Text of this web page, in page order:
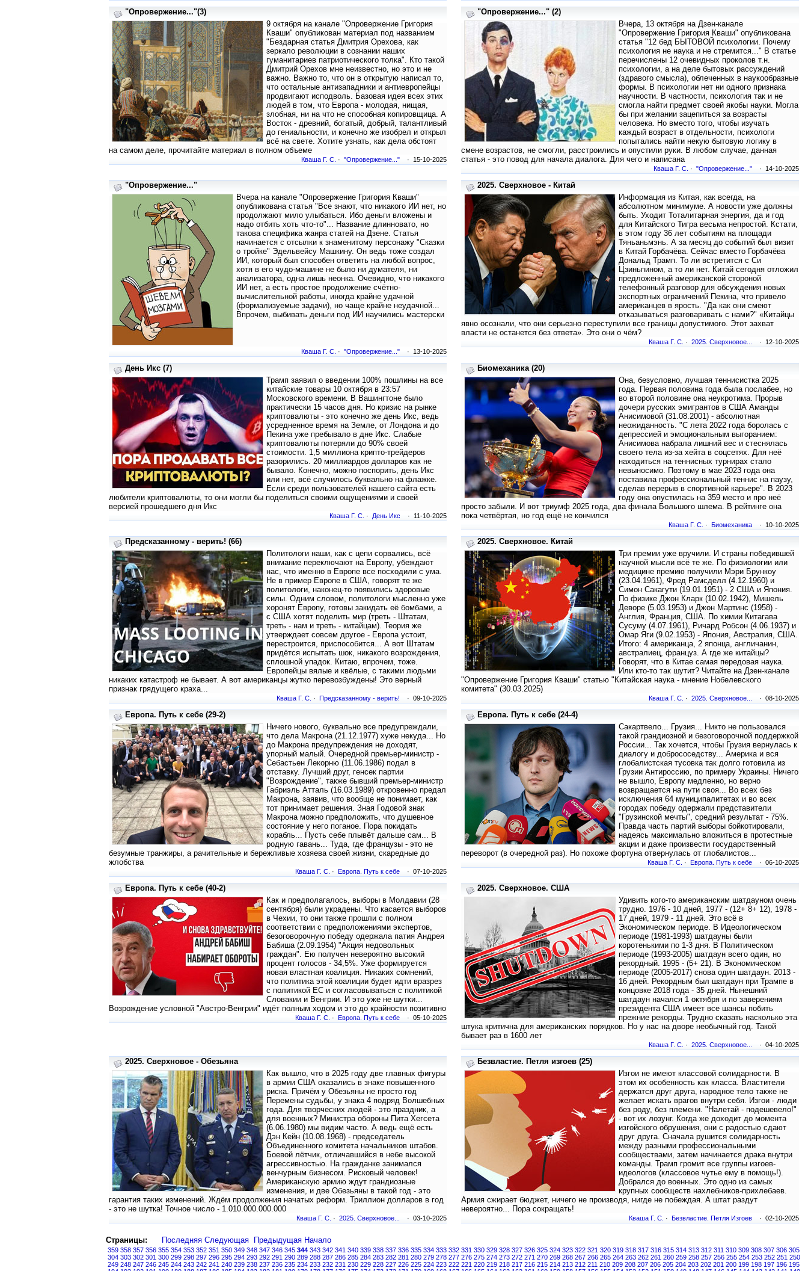
"Опровержение..."(3)
9 октября на канале "Опровержение Григория
Кваши" опубликован материал под названием
"Бездарная статья Дмитрия Орехова, как
зеркало революции в сознании наших
гуманитариев патриотического толка". Кто такой
Дмитрий Орехов мне неизвестно, но это и не
важно. Важно то, что он в открытую написал то,
что остальные антизападники и антиевропейцы
продвигают исподволь. Базовая идея всех этих
людей в том, что Европа - молодая, нищая,
злобная, ни на что не способная копировщица. А
Восток - древний, богатый, добрый, талантливый
до гениальности, и конечно же изобрел и открыл
всё на свете. Хотите узнать, как дела обстоят
на самом деле, прочитайте материал в полном объеме
Кваша Г. С. · "Опровержение..." · 15-10-2025
"Опровержение..." (2)
Вчера, 13 октября на Дзен-канале
"Опровержение Григория Кваши" опубликована
статья "12 бед БЫТОВОЙ психологии. Почему
психология не наука и не стремится..." В статье
перечислены 12 очевидных проколов т.н.
психологии, а на деле бытовых рассуждений
(здравого смысла), облеченных в наукообразные
формы. В психологии нет ни одного признака
научности. В частности, психология так и не
смогла найти предмет своей якобы науки. Могла
бы при желании зацепиться за возрасты
человека. Но вместо того, чтобы изучать
каждый возраст в отдельности, психологи
попытались найти некую бытовую логику в
смене возрастов, не смогли, расстроились и опустили руки. В любом случае, данная
статья - это повод для начала диалога. Для чего и написана
Кваша Г. С. · "Опровержение..." · 14-10-2025
"Опровержение..."
Вчера на канале "Опровержение Григория Кваши"
опубликована статья "Все знают, что никакого ИИ нет, но
продолжают мило улыбаться. Ибо деньги вложены и
надо отбить хоть что-то"... Название длинновато, но
такова специфика жанра статей на Дзене. Статья
начинается с отсылки к знаменитому персонажу "Сказки
о тройке" Эдельвейсу Машкину. Он ведь тоже создал
ИИ, который был способен ответить на любой вопрос,
хотя в его чудо-машине не было ни думателя, ни
анализатора, одна лишь неонка. Очевидно, что никакого
ИИ нет, а есть простое продолжение счётно-
вычислительной работы, иногда крайне удачной
(формализуемые задачи), но чаще крайне неудачной...
Впрочем, выбивать деньги под ИИ научились мастерски
Кваша Г. С. · "Опровержение..." · 13-10-2025
2025. Сверхновое - Китай
Информация из Китая, как всегда, на
абсолютном минимуме. А новости уже должны
быть. Уходит Тоталитарная энергия, да и год
для Китайского Тигра весьма непростой. Кстати,
в этом году 36 лет событиям на площади
Тяньаньмэнь. А за месяц до событий был визит
в Китай Горбачёва. Сейчас вместо Горбачёва
Дональд Трамп. То ли встретится с Си
Цзиньпином, а то ли нет. Китай сегодня отложил
предложенный американской стороной
телефонный разговор для обсуждения новых
экспортных ограничений Пекина, что привело
американцев в ярость. "Да как они смеют
отказываться разговаривать с нами?" «Китайцы
явно осознали, что они серьезно переступили все границы допустимого. Этот захват
власти не останется без ответа». Это они о чём?
Кваша Г. С. · 2025. Сверхновое... · 12-10-2025
День Икс (7)
Трамп заявил о введении 100% пошлины на все
китайские товары 10 октября в 23:57
Московского времени. В Вашингтоне было
практически 15 часов дня. Но кризис на рынке
криптовалюты - это конечно же день Икс, ведь
усредненное время на Земле, от Лондона и до
Пекина уже пребывало в дне Икс. Слабые
криптовалюты потеряли до 90% своей
стоимости. 1,5 миллиона крипто-трейдеров
разорились. 20 миллиардов долларов как не
бывало. Конечно, можно поспорить, день Икс
или нет, всё случилось буквально на флажке.
Если среди пользователей нашего сайта есть
любители криптовалюты, то они могли бы поделиться своими ощущениями и своей
версией прошедшего дня Икс
Кваша Г. С. · День Икс · 11-10-2025
Биомеханика (20)
Она, безусловно, лучшая теннисистка 2025
года. Первая половина года была послабее, но
во второй половине она неукротима. Прорыв
дочери русских эмигрантов в США Аманды
Анисимовой (31.08.2001) - абсолютная
неожиданность. "С лета 2022 года боролась c
депрессией и эмоциональным выгоранием:
Анисимова набрала лишний вес и стеснялась
своего тела из-за хейта в соцсетях. Для неё
находиться на теннисных турнирах стало
невыноcимо. Поэтому в мае 2023 года она
поставила профессиональный теннис на паузу,
сделав перерыв в спортивной карьере". В 2023
году она опустилась на 359 место и про неё
просто забыли. И вот триумф 2025 года, два финала Большого шлема. В рейтинге она
пока четвёртая, но год ещё не кончился
Кваша Г. С. · Биомеханика · 10-10-2025
Предсказанному - верить! (66)
Политологи наши, как с цепи сорвались, всё
внимание переключают на Европу, убеждают
нас, что именно в Европе все посходили с ума.
Не в пример Европе в США, говорят те же
политологи, наконец-то появились здоровые
силы. Одним словом, политологи мысленно уже
хоронят Европу, готовы закидать её бомбами, а
с США хотят поделить мир (треть - Штатам,
треть - нам и треть - китайцам). Теория же
утверждает совсем другое - Европа устоит,
перестроится, приспособится... А вот Штатам
придётся испытать шок, никакого возрождения,
сплошной упадок. Китаю, впрочем, тоже.
Европейцы вялые и квёлые, с такими людьми
никаких катастроф не бывает. А вот американцы жутко перевозбуждены! Это верный
признак грядущего краха...
Кваша Г. С. · Предсказанному - верить! · 09-10-2025
2025. Сверхновое. Китай
Три премии уже вручили. И страны победившей
научной мысли всё те же. По физиологии или
медицине премию получили Мэри Брункоу
(23.04.1961), Фред Рамсделл (4.12.1960) и
Симон Сакагути (19.01.1951) - 2 США и Япония.
По физике Джон Кларк (10.02.1942), Мишель
Деворе (5.03.1953) и Джон Мартинс (1958) -
Англия, Франция, США. По химии Китагава
Сусуму (4.07.1961), Ричард Робсон (4.06.1937) и
Омар Яги (9.02.1953) - Япония, Австралия, США.
Итого: 4 американца, 2 японца, англичанин,
австралиец, француз. А где же китайцы?
Говорят, что в Китае самая передовая наука.
Или кто-то так шутит? Читайте на Дзен-канале
"Опровержение Григория Кваши" статью "Китайская наука - мнение Нобелевского
комитета" (30.03.2025)
Кваша Г. С. · 2025. Сверхновое... · 08-10-2025
Европа. Путь к себе (29-2)
Ничего нового, буквально все предупреждали,
что дела Макрона (21.12.1977) хуже некуда... Но
до Макрона предупреждения не доходят,
упорный малый. Очередной премьер-министр -
Себастьен Лекорню (11.06.1986) подал в
отставку. Лучший друг, генсек партии
"Возрождение", также бывший премьер-министр
Габриэль Атталь (16.03.1989) откровенно предал
Макрона, заявив, что вообще не понимает, как
тот принимает решения. Зная Годовой знак
Макрона можно предположить, что душевное
состояние у него поганое. Пора покидать
корабль... Пусть себе плывёт дальше сам... В
родную гавань... Туда, где французы - это не
безумные транжиры, а рачительные и бережливые хозяева своей жизни, скаредные до
жлобства
Кваша Г. С. · Европа. Путь к себе · 07-10-2025
Европа. Путь к себе (24-4)
Сакартвело... Грузия... Никто не пользовался
такой грандиозной и безоговорочной поддержкой
России... Так хочется, чтобы Грузия вернулась к
диалогу и добрососедству... Америка и вся
глобалистская тусовка так долго готовила из
Грузии Антироссию, по примеру Украины. Ничего
не вышло, Европу медленно, но верно
возвращается на пути своя... Во всех без
исключения 64 муниципалитетах и во всех
городах победу одержали представители
"Грузинской мечты", средний результат - 75%.
Правда часть партий выборы бойкотировали,
надеясь максимально вложиться в протестные
акции и даже произвести государственный
переворот (в очередной раз). Но похоже фортуна отвернулась от глобалистов...
Кваша Г. С. · Европа. Путь к себе · 06-10-2025
Европа. Путь к себе (40-2)
Как и предполагалось, выборы в Молдавии (28
сентября) были украдены. Что касается выборов
в Чехии, то они также прошли с полном
соответствии с предположениями экспертов,
безоговорочную победу одержала патия Андрея
Бабиша (2.09.1954) "Акция недовольных
граждан". Ею получен невероятно высокий
процент голосов - 34,5%. Уже формируется
новая властная коалиция. Никаких сомнений,
что политика этой коалиции будет идти вразрез
с политикой ЕС и согласовываться с политикой
Словакии и Венгрии. И это уже не шутки...
Возрождение условной "Австро-Венгрии" идёт полным ходом и это до крайности позитивно
Кваша Г. С. · Европа. Путь к себе · 05-10-2025
2025. Сверхновое. США
Удивить кого-то американским шатдауном очень
трудно. 1976 - 10 дней, 1977 - (12+ 8+ 12), 1978 -
17 дней, 1979 - 11 дней. Это всё в
Экономическом периоде. В Идеологическом
периоде (1981-1993) шатдауны были
коротенькими по 1-3 дня. В Политическом
периоде (1993-2005) шатдаун всего один, но
рекордный. 1995 - (5+ 21). В Экономическом
периоде (2005-2017) снова один шатдаун. 2013 -
16 дней. Рекордным был шатдаун при Трампе в
концовке 2018 года - 35 дней. Нынешний
шатдаун начался 1 октября и по заверениям
президента США имеет все шансы побить
прежние рекорды. Трудно сказать насколько эта
штука критична для американских порядков. Но у нас на дворе необычный год. Такой
бывает раз в 1600 лет
Кваша Г. С. · 2025. Сверхновое... · 04-10-2025
2025. Сверхновое - Обезьяна
Как вышло, что в 2025 году две главных фигуры
в армии США оказались в знаке повышенного
риска. Причём у Обезьяны не просто год
Перемены судьбы, у знака 4 подряд Волшебных
года. Для творческих людей - это праздник, а
для военных? Министра обороны Пита Хегсета
(6.06.1980) мы видим часто. А ведь ещё есть
Дэн Кейн (10.08.1968) - председатель
Объединенного комитета начальников штабов.
Боевой лётчик, отличавшийся в небе высокой
агрессивностью. На гражданке занимался
венчурным бизнесом. Рисковый человек!
Американскую армию ждут грандиозные
изменения, и две Обезьяны в такой год - это
гарантия таких изменений. Ждём продолжения начатых реформ. Триллион долларов в год
- это не шутка! Точное число - 1.010.000.000.000
Кваша Г. С. · 2025. Сверхновое... · 03-10-2025
Безвластие. Петля изгоев (25)
Изгои не имеют классовой солидарности. В
этом их особенность как класса. Властители
держатся друг друга, народное тело также не
желает искать врагов внутри себя. Изгои - люди
без роду, без племени. "Налетай - подешевело!"
- вот их лозунг. Когда же доходит до момента
изгойского обрушения, они с радостью сдают
друг друга. Сначала рушится солидарность
между разными профессиональными
сообществами, затем начинается драка внутри
команды. Трамп громит все группы изгоев-
идеологов (классовое чутье ему в помощь!).
Добрался до военных. Это одно из самых
крупных сообществ нахлебников-прихлебаев.
Армия сжирает бюджет, ничего не производя, нигде не побеждая. А штат раздут
невероятно... Пора сокращать!
Кваша Г. С. · Безвластие. Петля Изгоев · 02-10-2025
Страницы: Последняя Следующая Предыдущая Начало
359 358 357 356 355 354 353 352 351 350 349 348 347 346 345 344 343 342 341 340 339 338 337 336 335 334 333 332 331 330 329 328 327 326 325 324 323 322 321 320 319 318 317 316 315 314 313 312 311 310 309 308 307 306 305
304 303 302 301 300 299 298 297 296 295 294 293 292 291 290 289 288 287 286 285 284 283 282 281 280 279 278 277 276 275 274 273 272 271 270 269 268 267 266 265 264 263 262 261 260 259 258 257 256 255 254 253 252 251 250
249 248 247 246 245 244 243 242 241 240 239 238 237 236 235 234 233 232 231 230 229 228 227 226 225 224 223 222 221 220 219 218 217 216 215 214 213 212 211 210 209 208 207 206 205 204 203 202 201 200 199 198 197 196 195